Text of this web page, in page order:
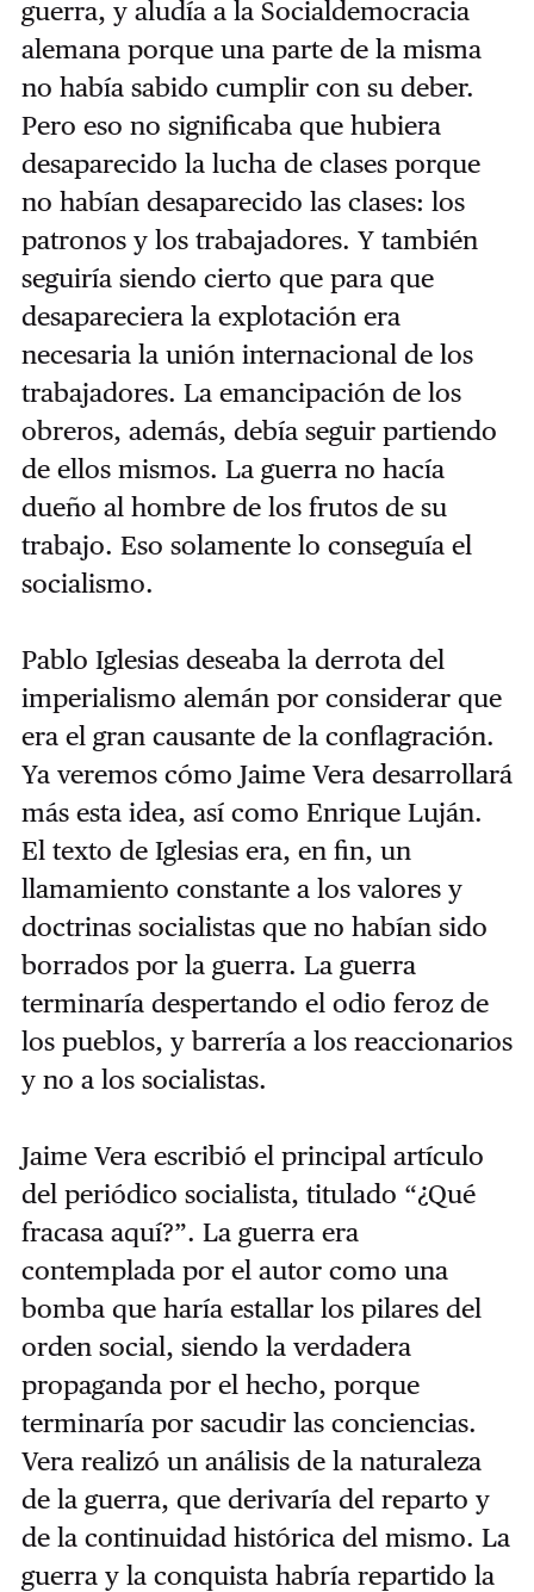
guerra, y aludía a la Socialdemocracia
alemana porque una parte de la misma
no había sabido cumplir con su deber.
Pero eso no significaba que hubiera
desaparecido la lucha de clases porque
no habían desaparecido las clases: los
patronos y los trabajadores. Y también
seguiría siendo cierto que para que
desapareciera la explotación era
necesaria la unión internacional de los
trabajadores. La emancipación de los
obreros, además, debía seguir partiendo
de ellos mismos. La guerra no hacía
dueño al hombre de los frutos de su
trabajo. Eso solamente lo conseguía el
socialismo.
Pablo Iglesias deseaba la derrota del
imperialismo alemán por considerar que
era el gran causante de la conflagración.
Ya veremos cómo Jaime Vera desarrollará
más esta idea, así como Enrique Luján.
El texto de Iglesias era, en fin, un
llamamiento constante a los valores y
doctrinas socialistas que no habían sido
borrados por la guerra. La guerra
terminaría despertando el odio feroz de
los pueblos, y barrería a los reaccionarios
y no a los socialistas.
Jaime Vera escribió el principal artículo
del periódico socialista, titulado “¿Qué
fracasa aquí?”. La guerra era
contemplada por el autor como una
bomba que haría estallar los pilares del
orden social, siendo la verdadera
propaganda por el hecho, porque
terminaría por sacudir las conciencias.
Vera realizó un análisis de la naturaleza
de la guerra, que derivaría del reparto y
de la continuidad histórica del mismo. La
guerra y la conquista habría repartido la